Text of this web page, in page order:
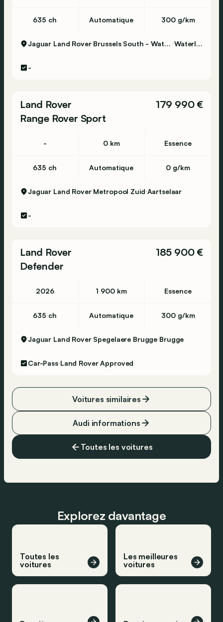
635 ch Automatique 300 g/km
Jaguar Land Rover Brussels South - Waterloo Waterloo
-
Land Rover
Range Rover Sport
179 990 €
- 0 km Essence
635 ch Automatique 0 g/km
Jaguar Land Rover Metropool Zuid Aartselaar
-
Land Rover
Defender
185 900 €
2026 1 900 km Essence
635 ch Automatique 300 g/km
Jaguar Land Rover Spegelaere Brugge Brugge
Car-Pass Land Rover Approved
Toutes les voitures
Audi informations
Voitures similaires
Explorez davantage
Toutes les
voitures
Les meilleures
voitures